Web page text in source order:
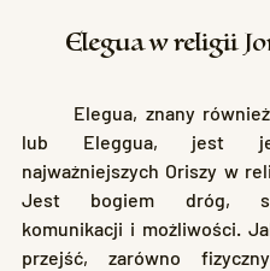
Elegua w religii
lub Eleggua, jest
najważniejszych Oriszy w
Jest bogiem dróg,
komunikacji i możliwości.
przejść, zarówno